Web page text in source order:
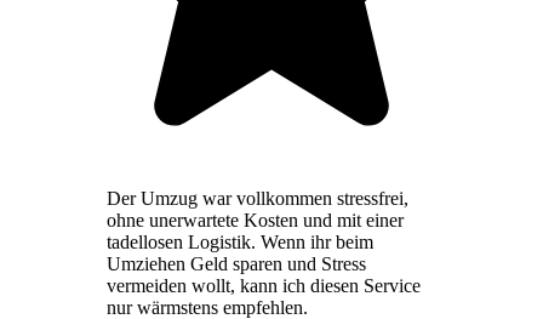
Der Umzug war vollkommen stressfrei,
ohne unerwartete Kosten und mit einer
tadellosen Logistik. Wenn ihr beim
Umziehen Geld sparen und Stress
vermeiden wollt, kann ich diesen Service
nur wärmstens empfehlen.